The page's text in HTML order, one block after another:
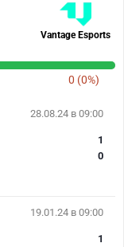
Vantage Esports
0 (0%)
28.08.24 в 09:00
1
0
19.01.24 в 09:00
1